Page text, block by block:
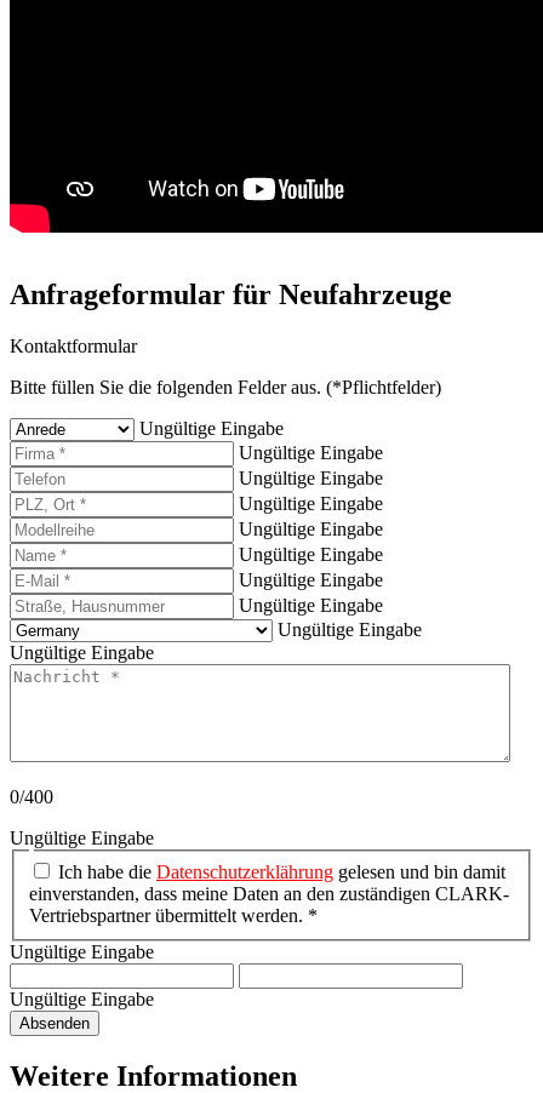
Anfrageformular für Neufahrzeuge
Kontaktformular
Bitte füllen Sie die folgenden Felder aus. (*Pflichtfelder)
Ungültige Eingabe
Ungültige Eingabe
Ungültige Eingabe
Ungültige Eingabe
Ungültige Eingabe
Ungültige Eingabe
Ungültige Eingabe
Ungültige Eingabe
Ungültige Eingabe
Ungültige Eingabe
0/400
Ungültige Eingabe
Ich habe die Datenschutzerklährung gelesen und bin damit
einverstanden, dass meine Daten an den zuständigen CLARK-
Vertriebspartner übermittelt werden. *
Ungültige Eingabe
Ungültige Eingabe
Absenden
Weitere Informationen